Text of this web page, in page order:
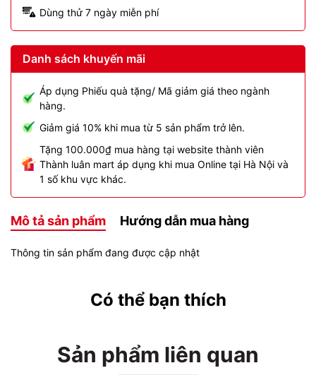
Dùng thử 7 ngày miễn phí
Danh sách khuyến mãi
Áp dụng Phiếu quà tặng/ Mã giảm giá theo ngành
hàng.
Giảm giá 10% khi mua từ 5 sản phẩm trở lên.
Tặng 100.000₫ mua hàng tại website thành viên
Thành luân mart áp dụng khi mua Online tại Hà Nội và
1 số khu vực khác.
Mô tả sản phẩm Hướng dẫn mua hàng
Thông tin sản phẩm đang được cập nhật
Có thể bạn thích
Sản phẩm liên quan